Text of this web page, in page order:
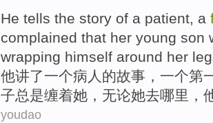
He tells the story of a patient, a
complained that her young son
wrapping himself around her
他讲了一个病人 的故事 ，一个第
子总是缠着她， 无论她去哪里，
youdao